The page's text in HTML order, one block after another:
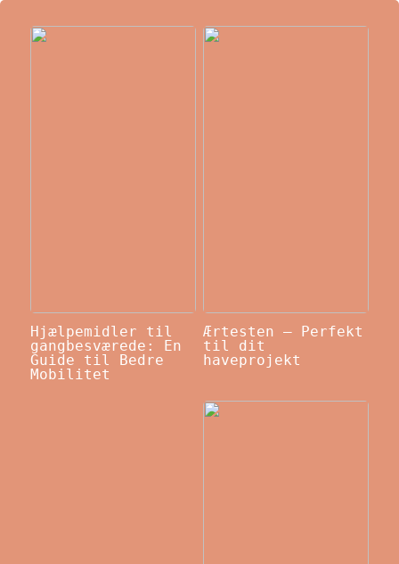
Hjælpemidler til
gangbesværede: En
Guide til Bedre
Mobilitet
Ærtesten – Perfekt
til dit
haveprojekt